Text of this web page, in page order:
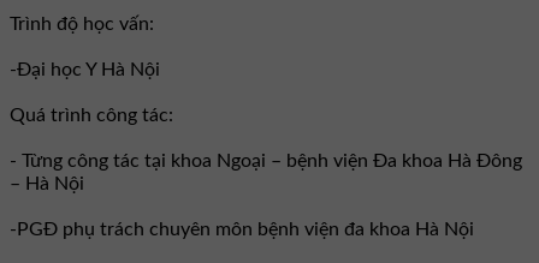
Trình độ học vấn:
-Đại học Y Hà Nội
Quá trình công tác:
- Từng công tác tại khoa Ngoại – bệnh viện Đa khoa Hà Đông
– Hà Nội
-PGĐ phụ trách chuyên môn bệnh viện đa khoa Hà Nội